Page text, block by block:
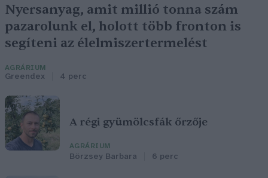
Nyersanyag, amit millió tonna szám
pazarolunk el, holott több fronton is
segíteni az élelmiszertermelést
AGRÁRIUM
Greendex 4 perc
A régi gyümölcsfák őrzője
AGRÁRIUM
Börzsey Barbara 6 perc